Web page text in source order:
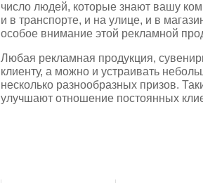
число людей, которые знают вашу
и в транспорте, и на улице, и в
особое внимание этой рекламной
Любая рекламная продукция,
клиенту, а можно и устраивать
несколько разнообразных призов.
улучшают отношение постоянных